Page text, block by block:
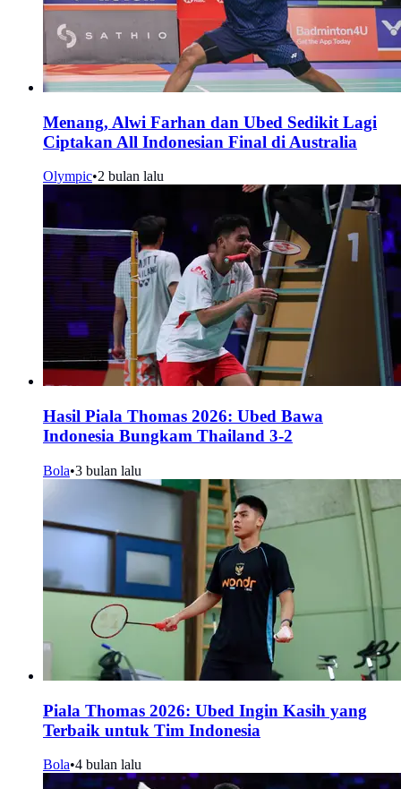
Menang, Alwi Farhan dan Ubed Sedikit Lagi
Ciptakan All Indonesian Final di Australia
Olympic•2 bulan lalu
Hasil Piala Thomas 2026: Ubed Bawa
Indonesia Bungkam Thailand 3-2
Bola•3 bulan lalu
Piala Thomas 2026: Ubed Ingin Kasih yang
Terbaik untuk Tim Indonesia
Bola•4 bulan lalu